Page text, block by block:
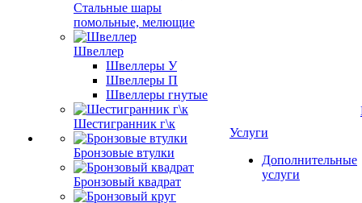
Стальные шары
помольные, мелющие
Швеллер
Швеллеры У
Швеллеры П
Швеллеры гнутые
Шестигранник г\к
Бронзовые втулки
Бронзовый квадрат
Услуги
Дополнительные
услуги